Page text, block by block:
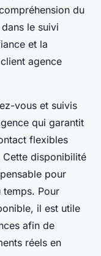
du
le suivi
et la
agence
vous et suivis
qui garantit
flexibles
disponibilité
pour
Pour
il est utile
afin de
réels en